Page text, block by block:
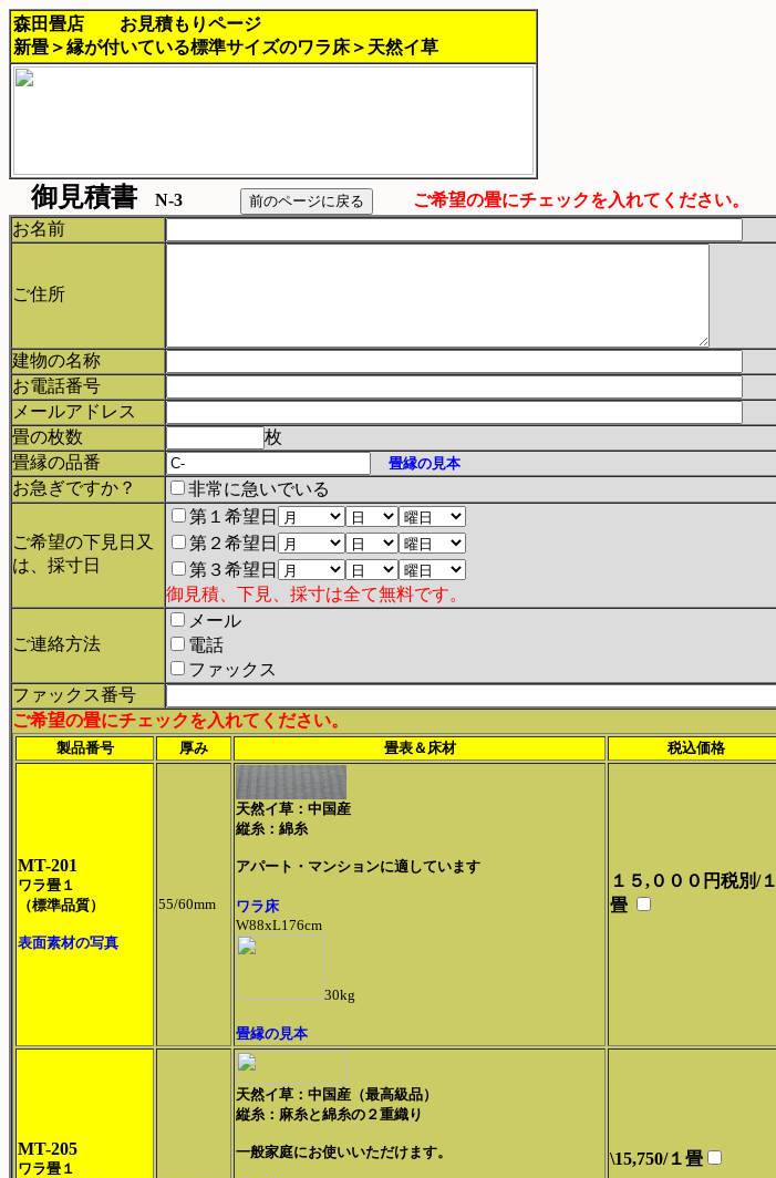
森田畳店 お見積もりページ
新畳＞縁が付いている標準サイズのワラ床＞天然イ草
御見積書 N-3
ご希望の畳にチェックを入れてください。
お名前
ご住所
建物の名称
お電話番号
メールアドレス
畳の枚数
枚
畳縁の品番
畳縁の見本
お急ぎですか？ 非常に急いでいる
ご希望の下見日又
は、採寸日
第１希望日
第２希望日
第３希望日
御見積、下見、採寸は全て無料です。
ご連絡方法
メール
電話
ファックス
ファックス番号
ご希望の畳にチェックを入れてください。
製品番号 厚み 畳表＆床材 税込価格
MT-201
ワラ畳１
（標準品質）
表面素材の写真
55/60mm
天然イ草：中国産
縦糸：綿糸
アパート・マンションに適しています
ワラ床
W88xL176cm
30kg
畳縁の見本
１５,０００円税別/１
畳
MT-205
ワラ畳１
天然イ草：中国産（最高級品）
縦糸：麻糸と綿糸の２重織り
一般家庭にお使いいただけます。 \15,750/１畳